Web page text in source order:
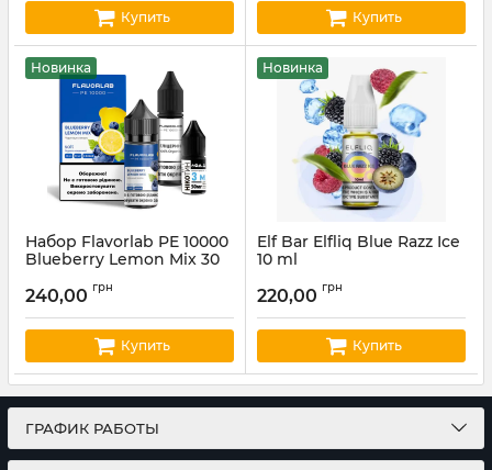
Купить Купить
Новинка
Набор Flavorlab PE 10000
Blueberry Lemon Mix 30
Артикул:fl65
240,00 грн
Купить
Новинка
Elf Bar Elfliq Blue Razz Ice
10 ml
220,00 грн
Купить
ГРАФИК РАБОТЫ